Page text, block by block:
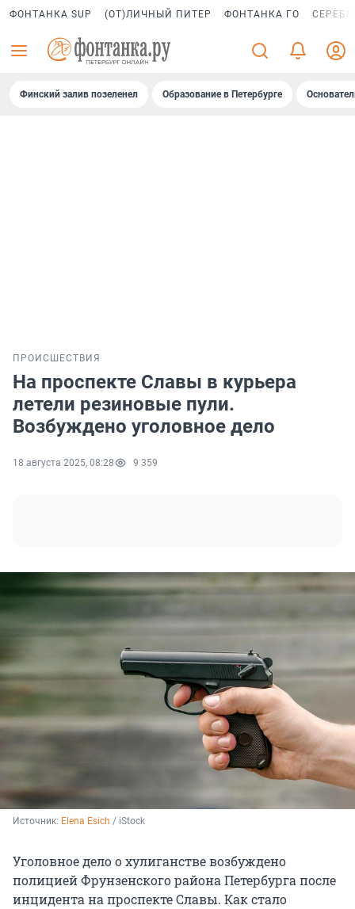
ФОНТАНКА SUP (ОТ)ЛИЧНЫЙ ПИТЕР ФОНТАНКА ГО
Финский залив позеленел Образование в Петербурге
ПРОИСШЕСТВИЯ
На проспекте Славы в курьера
летели резиновые пули.
Возбуждено уголовное дело
18 августа 2025, 08:28 9 359
Источник: Elena Esich / iStock
Уголовное дело о хулиганстве возбуждено
полицией Фрунзенского района Петербурга после
инцидента на проспекте Славы. Как стало